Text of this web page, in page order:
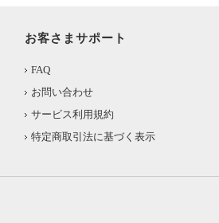
お客さまサポート
FAQ
お問い合わせ
サービス利用規約
特定商取引法に基づく表示